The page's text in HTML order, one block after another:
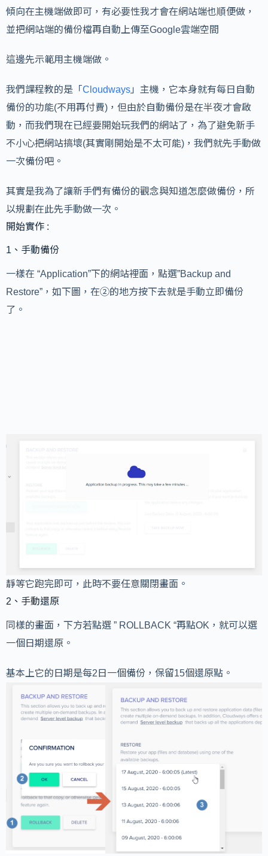
傾向在主機端做即可，有必要性我才會在網站端也順便做，
並把網站端的備份檔再自動上傳至Google雲端空間
這邊先示範用主機端做。
我們課程教的是「 Cloudways 」主機，它本身就有每日自動
備份的功能(不用再付費)，但由於自動備份是在半夜才會啟
動，而我們現在已經要開始玩我們的網站了，為了避免新手
不小心把網站搞壞(其實剛開始是不太可能)，我們就先手動做
一次備份吧。
其實是我為了讓新手們有備份的觀念與知道怎麼做備份，所
以規劃在此先手動做一次。
開始實作 :
1、手動備份
一樣在 “Application”下的網站裡面，點選”Backup and
Restore”，如下圖，在②的地方按下去就是手動立即備份
了。
靜等它跑完即可，此時不要任意關閉畫面。
2、手動還原
同樣的畫面，下方若點選 ” ROLLBACK “再點OK，就可以選
一個日期還原。
基本上它的日期是每2日一個備份，保留15個還原點。